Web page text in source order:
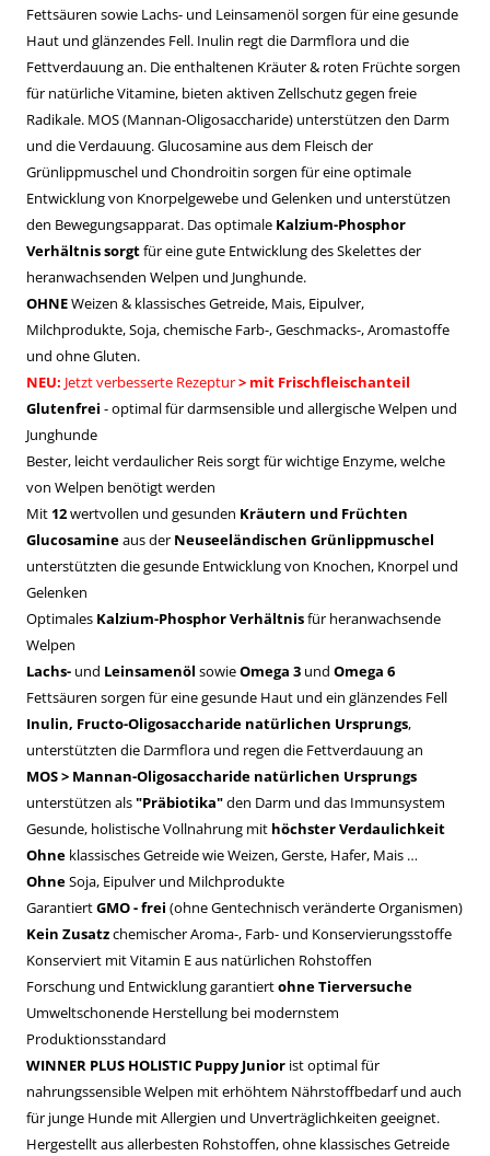
Fettsäuren sowie Lachs- und Leinsamenöl sorgen für eine gesunde
Haut und glänzendes Fell. Inulin regt die Darmflora und die
Fettverdauung an. Die enthaltenen Kräuter & roten Früchte sorgen
für natürliche Vitamine, bieten aktiven Zellschutz gegen freie
Radikale. MOS (Mannan-Oligosaccharide) unterstützen den Darm
und die Verdauung. Glucosamine aus dem Fleisch der
Grünlippmuschel und Chondroitin sorgen für eine optimale
Entwicklung von Knorpelgewebe und Gelenken und unterstützen
den Bewegungsapparat. Das optimale Kalzium-Phosphor
Verhältnis sorgtfür eine gute Entwicklung des Skelettes der
heranwachsenden Welpen und Junghunde.
OHNEWeizen & klassisches Getreide, Mais, Eipulver,
Milchprodukte, Soja, chemische Farb-, Geschmacks-, Aromastoffe
und ohne Gluten.
NEU: Jetzt verbesserte Rezeptur> mit Frischfleischanteil
Glutenfrei - optimal für darmsensible und allergische Welpen und
Junghunde
Bester, leicht verdaulicher Reis sorgt für wichtige Enzyme, welche
von Welpen benötigt werden
Mit 12wertvollen und gesunden Kräutern und Früchten
Glucosamineaus der Neuseeländischen Grünlippmuschel
unterstützten die gesunde Entwicklung von Knochen, Knorpel und
Gelenken
Optimales Kalzium-Phosphor Verhältnisfür heranwachsende
Welpen
Lachs- und Leinsamenöl sowieOmega 3 und Omega 6
Fettsäuren sorgen für eine gesunde Haut und ein glänzendes Fell
Inulin, Fructo-Oligosaccharide natürlichen Ursprungs,
unterstützten die Darmflora und regen die Fettverdauung an
MOS > Mannan-Oligosaccharide natürlichen Ursprungs
unterstützen als"Präbiotika"den Darm und das Immunsystem
Gesunde, holistische Vollnahrung mit höchster Verdaulichkeit
Ohne klassisches Getreide wie Weizen, Gerste, Hafer, Mais …
OhneSoja, Eipulver und Milchprodukte
GarantiertGMO - frei (ohne Gentechnisch veränderte Organismen)
Kein Zusatzchemischer Aroma-, Farb- und Konservierungsstoffe
Konserviert mit Vitamin E aus natürlichen Rohstoffen
Forschung und Entwicklung garantiertohne Tierversuche
Umweltschonende Herstellung bei modernstem
Produktionsstandard
WINNER PLUS HOLISTIC Puppy Junior ist optimal für
nahrungssensible Welpen mit erhöhtem Nährstoffbedarf und auch
für junge Hunde mit Allergien und Unverträglichkeiten geeignet.
Hergestellt aus allerbesten Rohstoffen, ohne klassisches Getreide